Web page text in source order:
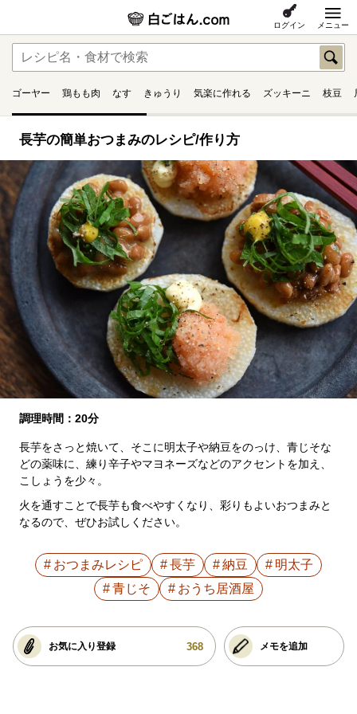
ログイン メニュー
ゴーヤー 鶏もも肉 なす きゅうり 気楽に作れる ズッキーニ 枝豆
長芋の簡単おつまみのレシピ/作り方
調理時間：20分
長芋をさっと焼いて、そこに明太子や納豆をのっけ、青じそな
どの薬味に、練り辛子やマヨネーズなどのアクセントを加え、
こしょうを少々。
火を通すことで長芋も食べやすくなり、彩りもよいおつまみと
なるので、ぜひお試しください。
おつまみレシピ 長芋 納豆
明太子
青じそ
おうち居酒屋
お気に入り登録 368 メモを追加